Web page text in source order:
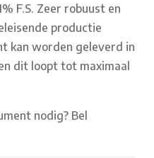
F.S. Zeer robuust en
productie
kan worden geleverd in
dit loopt tot maximaal
nodig? Bel